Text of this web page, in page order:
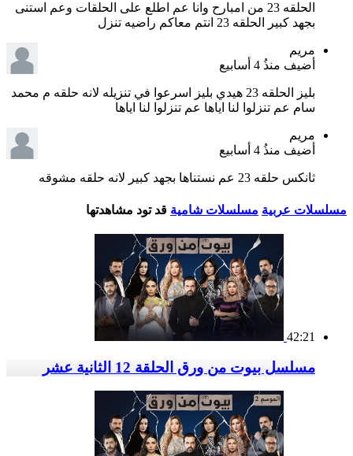
الحلقه 23 من امبارح وانا عم اطلع على الحلقات وعم استنى
بجهد كبير الحلقه 23 انتم معاكم راضيه تنزل
مريم
أضيف منذُ 4 أسابيع
بليز الحلقه 23 هيدي بليز اسرعوا في تنزيله لانه حلقه م محمد
سام عم تنزلوا لنا اياها عم تنزلوا لنا اياها
مريم
أضيف منذُ 4 أسابيع
ثانكس حلقه 23 عم نستناها بجهد كبير لانه حلقه مشوقه
مسلسلات عربية مسلسلات شامية قد تود مشاهدتها
42:21
مسلسل بيوت من ورق الحلقة 12 الثانية عشر